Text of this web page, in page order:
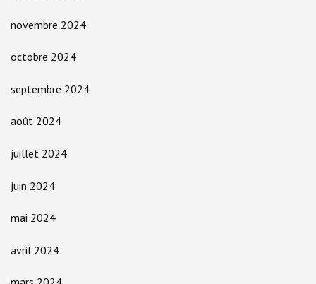
novembre 2024
octobre 2024
septembre 2024
août 2024
juillet 2024
juin 2024
mai 2024
avril 2024